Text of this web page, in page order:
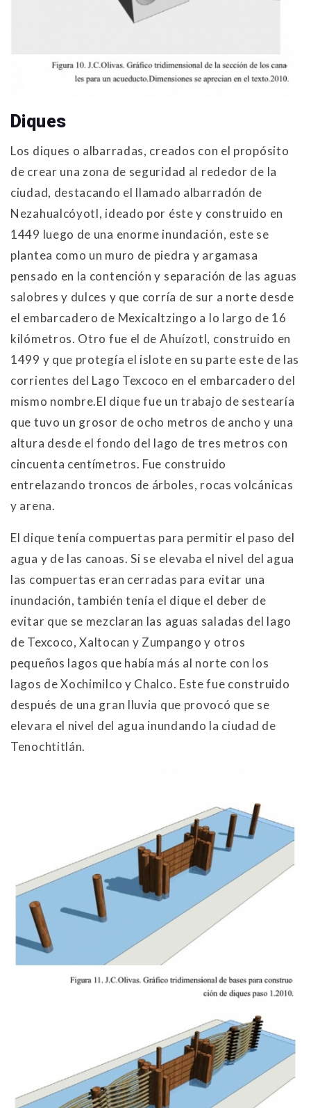
Diques
Los diques o albarradas, creados con el propósito
de crear una zona de seguridad al rededor de la
ciudad, destacando el llamado albarradón de
Nezahualcóyotl, ideado por éste y construido en
1449 luego de una enorme inundación, este se
plantea como un muro de piedra y argamasa
pensado en la contención y separación de las aguas
salobres y dulces y que corría de sur a norte desde
el embarcadero de Mexicaltzingo a lo largo de 16
kilómetros. Otro fue el de Ahuízotl, construido en
1499 y que protegía el islote en su parte este de las
corrientes del Lago Texcoco en el embarcadero del
mismo nombre.El dique fue un trabajo de sestearía
que tuvo un grosor de ocho metros de ancho y una
altura desde el fondo del lago de tres metros con
cincuenta centímetros. Fue construido
entrelazando troncos de árboles, rocas volcánicas
y arena.
El dique tenía compuertas para permitir el paso del
agua y de las canoas. Si se elevaba el nivel del agua
las compuertas eran cerradas para evitar una
inundación, también tenía el dique el deber de
evitar que se mezclaran las aguas saladas del lago
de Texcoco, Xaltocan y Zumpango y otros
pequeños lagos que había más al norte con los
lagos de Xochimilco y Chalco. Este fue construido
después de una gran lluvia que provocó que se
elevara el nivel del agua inundando la ciudad de
Tenochtitlán.